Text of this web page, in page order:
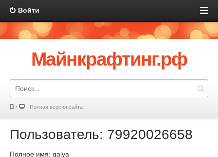
Войти
Майнкрафтинг.рф
Полная версия сайта
Пользователь: 79920026658
Полное имя: galya